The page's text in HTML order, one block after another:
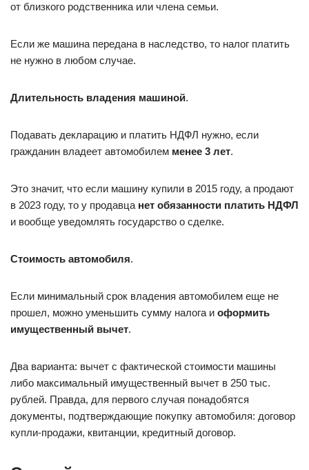
от близкого родственника или члена семьи.
Если же машина передана в наследство, то налог платить
не нужно в любом случае.
Длительность владения машиной.
Подавать декларацию и платить НДФЛ нужно, если
гражданин владеет автомобилем менее 3 лет.
Это значит, что если машину купили в 2015 году, а продают
в 2023 году, то у продавца нет обязанности платить НДФЛ
и вообще уведомлять государство о сделке.
Стоимость автомобиля.
Если минимальный срок владения автомобилем еще не
прошел, можно уменьшить сумму налога и оформить
имущественный вычет.
Два варианта: вычет с фактической стоимости машины
либо максимальный имущественный вычет в 250 тыс.
рублей. Правда, для первого случая понадобятся
документы, подтверждающие покупку автомобиля: договор
купли-продажи, квитанции, кредитный договор.